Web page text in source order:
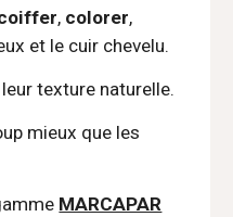
, colorer,
et le cuir chevelu.
texture naturelle.
mieux que les
MARCAPAR